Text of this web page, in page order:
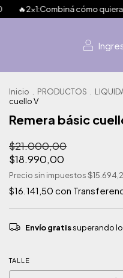
cómo quieras | 15% OFF
Inicio PRODUCTOS
cuello V
Remera básic
$21.000,00
$18.990,00
Precio sin impuestos
$16.141,50 con
Envío gratissuperando
TALLE